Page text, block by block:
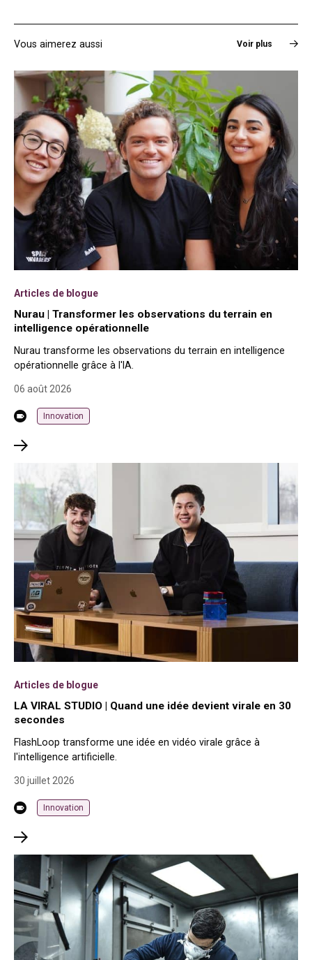
Vous aimerez aussi Voir plus
Articles de blogue
Nurau | Transformer les observations du terrain en
intelligence opérationnelle
Nurau transforme les observations du terrain en intelligence
opérationnelle grâce à l'IA.
06 août 2026
Innovation
Articles de blogue
LA VIRAL STUDIO | Quand une idée devient virale en 30
secondes
FlashLoop transforme une idée en vidéo virale grâce à
l'intelligence artificielle.
30 juillet 2026
Innovation